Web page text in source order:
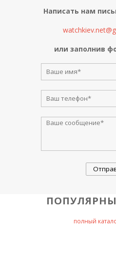
Написать нам
или заполнив
полный